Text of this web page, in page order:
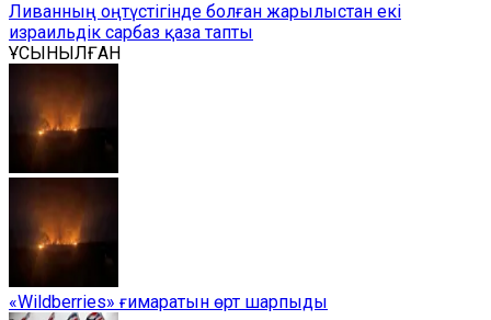
Ливанның оңтүстігінде болған жарылыстан екі
израильдік сарбаз қаза тапты
ҰСЫНЫЛҒАН
«Wildberries» ғимаратын өрт шарпыды